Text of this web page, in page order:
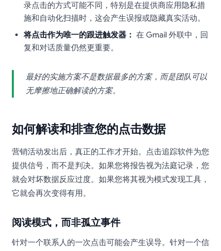
录点击的方式可能不同，特别是在提供商应用隐私措
施和自动化扫描时，这会产生误报或隐藏真实活动。
将点击作为唯一的跟进触发器： 在 Gmail 外联中，回
复和对话质量仍然更重要。
最好的实施方案不是数据最多的方案，而是团队可以
无摩擦地正确解读的方案。
如何解读和排查您的点击数据
营销活动发出后，真正的工作才开始。点击追踪软件为您
提供信号，而不是判决。如果您将报告视为法庭记录，您
就会对坏数据反应过度。如果您将其视为模式发现工具，
它就会再次变得有用。
阅读模式，而非孤立事件
针对一个联系人的一次点击可能会产生误导。针对一个信